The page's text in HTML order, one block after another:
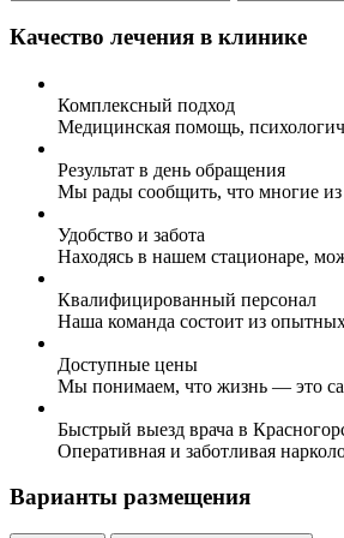
Качество лечения в клинике
Комплексный подход
Медицинская помощь,
Результат в день обращения
Мы рады сообщить, что многие
Удобство и забота
Находясь в нашем стационаре,
Квалифицированный персонал
Наша команда состоит из
Доступные цены
Мы понимаем, что жизнь — это
Быстрый выезд врача в
Оперативная и заботливая
Варианты размещения